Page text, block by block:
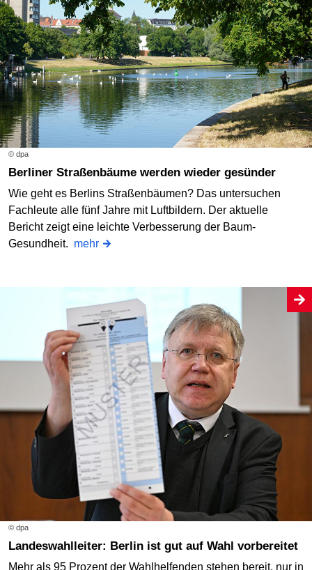
© dpa
Berliner Straßenbäume werden wieder gesünder
Wie geht es Berlins Straßenbäumen? Das untersuchen
Fachleute alle fünf Jahre mit Luftbildern. Der aktuelle
Bericht zeigt eine leichte Verbesserung der Baum-
Gesundheit. mehr
© dpa
Landeswahlleiter: Berlin ist gut auf Wahl vorbereitet
Mehr als 95 Prozent der Wahlhelfenden stehen bereit, nur in